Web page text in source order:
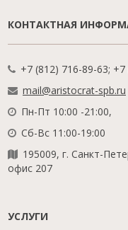
КОНТАКТНАЯ
+7 (812) 716-89-63;
mail@aristocrat-spb.ru
Пн-Пт 10:00 -21:00,
Сб-Вс 11:00-19:00
195009, г. Санкт-
офис 207
УСЛУГИ